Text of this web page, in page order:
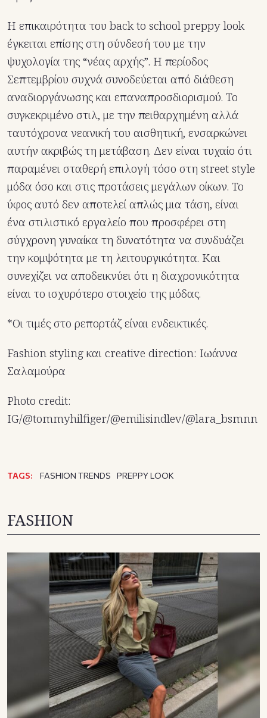
Η επικαιρότητα του back to school preppy look
έγκειται επίσης στη σύνδεσή του με την
ψυχολογία της “νέας αρχής”. Η περίοδος
Σεπτεμβρίου συχνά συνοδεύεται από διάθεση
αναδιοργάνωσης και επαναπροσδιορισμού. Το
συγκεκριμένο στιλ, με την πειθαρχημένη αλλά
ταυτόχρονα νεανική του αισθητική, ενσαρκώνει
αυτήν ακριβώς τη μετάβαση. Δεν είναι τυχαίο ότι
παραμένει σταθερή επιλογή τόσο στη street style
μόδα όσο και στις προτάσεις μεγάλων οίκων. Το
ύφος αυτό δεν αποτελεί απλώς μια τάση, είναι
ένα στιλιστικό εργαλείο που προσφέρει στη
σύγχρονη γυναίκα τη δυνατότητα να συνδυάζει
την κομψότητα με τη λειτουργικότητα. Και
συνεχίζει να αποδεικνύει ότι η διαχρονικότητα
είναι το ισχυρότερο στοιχείο της μόδας.
*Οι τιμές στο ρεπορτάζ είναι ενδεικτικές.
Fashion styling και creative direction: Ιωάννα
Σαλαμούρα
Photo credit:
IG/@tommyhilfiger/@emilisindlev/@lara_bsmnn
TAGS: FASHION TRENDS PREPPY LOOK
FASHION